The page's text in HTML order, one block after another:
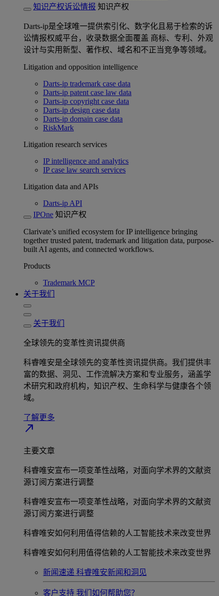
知识产权诉讼情报 知识产权
Darts-ip是全球唯一提供索引化、数字化且易于检索的诉
讼情报权威平台，收录数据全面覆盖 商标、专利、外观
设计与实用新型、著作权、域名和不正当竞争等领域。
Litigation and opposition intelligence
Darts-ip trademark case data
Darts-ip patent case law data
Darts-ip copyright case data
Darts-ip design case data
Darts-ip domain case data
RiskMark
Litigation research services
IP intelligence and analytics
IP case law search services
Litigation data and APIs
Darts-ip API
IPOne 知识产权
Clarivate’s unified ecosystem for IP intelligence bringing
together trusted patent, trademark and litigation data, purpose-
built AI agents, and connected workflows.
Products
Trademark MCP
关于我们
关于我们
全球领先的变革性资讯提供商
科睿唯安是全球领先的变革性资讯提供商。我们提供丰
富的数据、洞见、工作流解决方案和专业服务，涵盖学
术研究和政府机构，知识产权、生命科学与健康各个领
域。
了解更多
north_east
主要文章
科睿唯安宣布一项变革性战略，对面向学术界的文献资
源订阅方案进行调整
科睿唯安宣布一项变革性战略，对面向学术界的文献资
源订阅方案进行调整
科睿唯安如何利用值得信赖的人工智能技术来改变世界
科睿唯安如何利用值得信赖的人工智能技术来改变世界
新闻速递 科睿唯安新闻和洞见
客户支持 我们如何帮助您？